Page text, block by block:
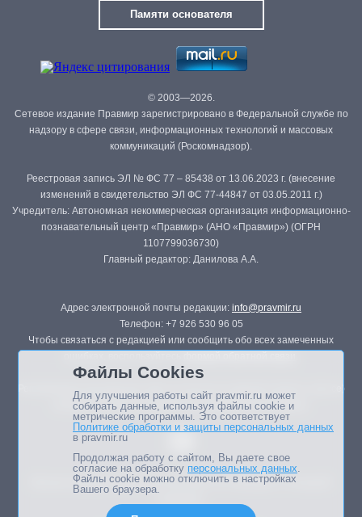
Памяти основателя
© 2003—2026.
Сетевое издание Правмир зарегистрировано в Федеральной службе по
надзору в сфере связи, информационных технологий и массовых
коммуникаций (Роскомнадзор).
Реестровая запись ЭЛ № ФС 77 – 85438 от 13.06.2023 г. (внесение
изменений в свидетельство ЭЛ ФС 77-44847 от 03.05.2011 г.)
Учредитель: Автономная некоммерческая организация информационно-
познавательный центр «Правмир» (АНО «Правмир») (ОГРН
1107799036730)
Главный редактор: Данилова А.А.
Адрес электронной почты редакции: info@pravmir.ru
Телефон: +7 926 530 96 05
Чтобы связаться с редакцией или сообщить обо всех замеченных
Републикация материалов сайта в печатных изданиях (книгах, прессе)
возможна только с письменного разрешения редакции.
Мнение авторов статей портала может не совпадать с позицией
Файлы Cookies
Для улучшения работы сайт pravmir.ru может
собирать данные, используя файлы cookie и
метрические программы. Это соответствует
Политике обработки и защиты персональных данных
в pravmir.ru
Продолжая работу с сайтом, Вы даете свое
согласие на обработку персональных данных.
Файлы cookie можно отключить в настройках
Вашего браузера.